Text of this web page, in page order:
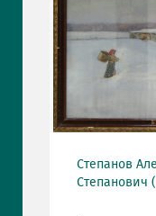
Степанов
Степанович